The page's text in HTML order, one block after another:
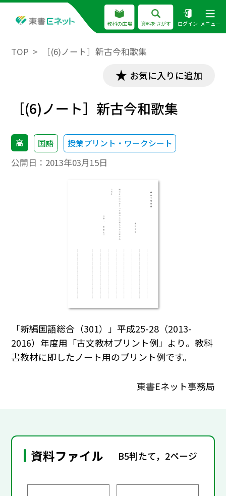
教科の広場 資料をさがす ログイン メニュー
TOP ［(6)ノート］新古今和歌集
お気に入りに追加
［(6)ノート］新古今和歌集
高 国語 授業プリント・ワークシート
公開日： 2013年03月15日
「新編国語総合（301）」平成25-28（2013-
2016）年度用「古文教材プリント例」より。教科
書教材に即したノート用のプリント例です。
東書Eネット事務局
資料ファイル B5判たて，2ページ